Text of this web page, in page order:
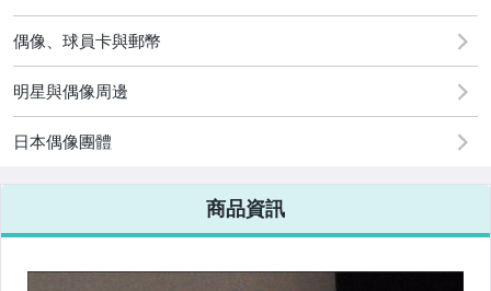
[全店] 周年慶
偶像、球員卡與郵幣
明星與偶像周邊
日本偶像團體
商品資訊